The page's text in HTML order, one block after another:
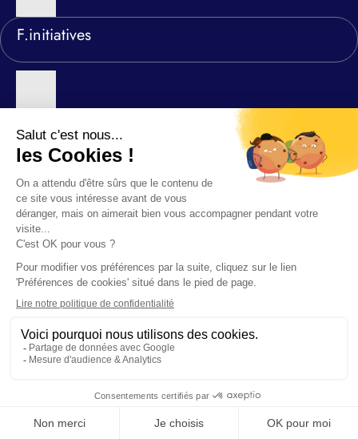
F.initiatives
Nos agences
©2026 F-INITIATIVES
Politique de confidentialité relative au site F.initiatives
Démarche données personnelles
Mentions légales
Préférences de cookies
Accessibilité : partiellement conforme
RECHERCHER